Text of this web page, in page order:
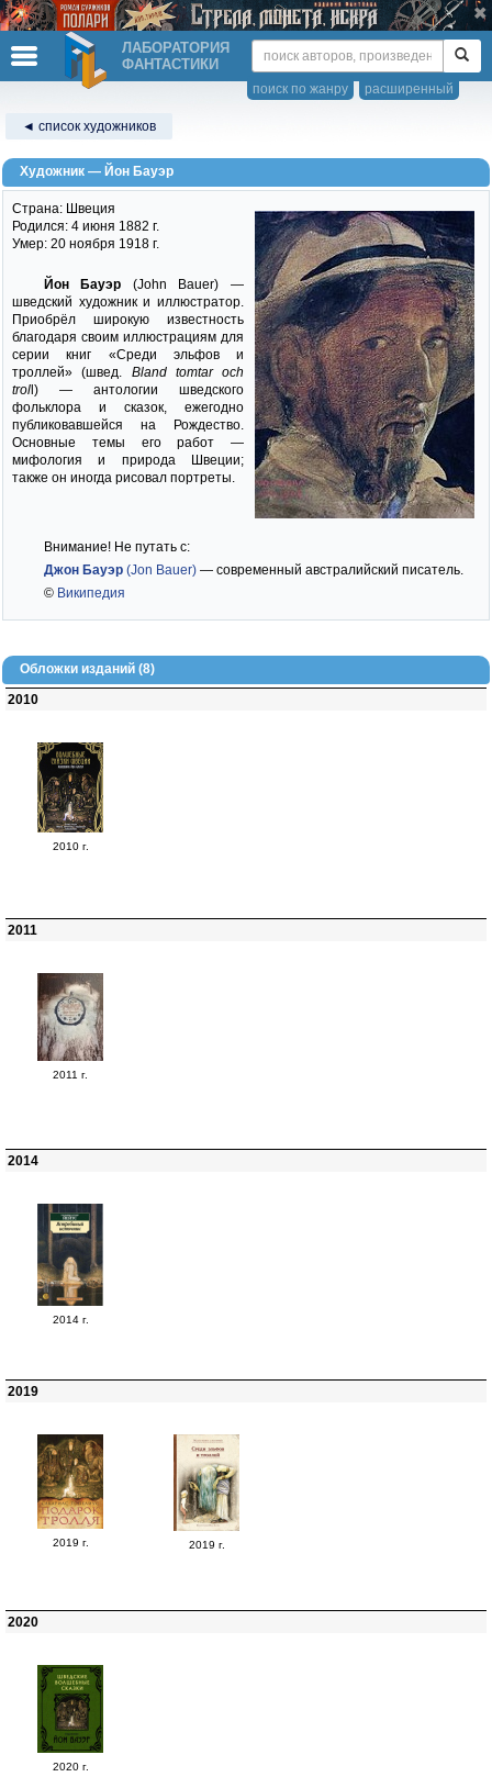
ЛАБОРАТОРИЯ
ФАНТАСТИКИ
расширенный
поиск по жанру
◄ список художников
Художник — Йон Бауэр
Страна: Швеция
Родился: 4 июня 1882 г.
Умер: 20 ноября 1918 г.
Йон Бауэр (John Bauer) —
шведский художник и иллюстратор.
Приобрёл широкую известность
благодаря своим иллюстрациям для
серии книг «Среди эльфов и
троллей» (швед. Bland tomtar och
trol l) — антологии шведского
фольклора и сказок, ежегодно
публиковавшейся на Рождество.
Основные темы его работ —
мифология и природа Швеции;
также он иногда рисовал портреты.
Внимание! Не путать с:
Джон Бауэр(Jon Bauer)— современный австралийский писатель.
© Википедия
Обложки изданий (8)
2010
2010 г.
2011
2011 г.
2014
2014 г.
2019
2019 г. 2019 г.
2020
2020 г.